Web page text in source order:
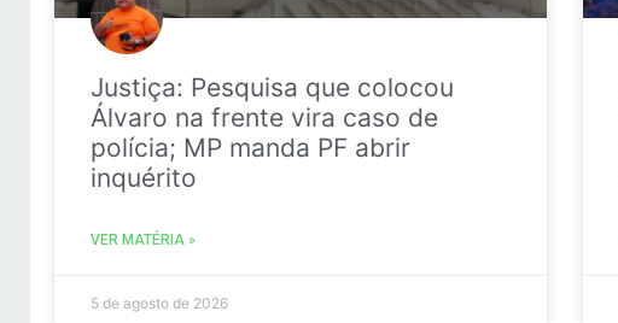
Justiça: Pesquisa que colocou
Álvaro na frente vira caso de
polícia; MP manda PF abrir
inquérito
VER MATÉRIA »
5 de agosto de 2026